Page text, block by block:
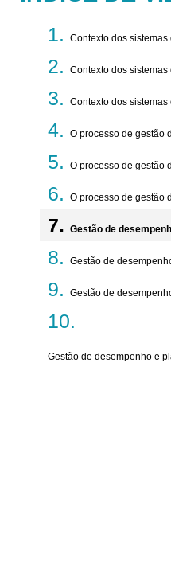
Contexto dos
Contexto dos
Contexto dos
O processo de gestão
O processo de gestão
O processo de gestão
Gestão de
Gestão de
Gestão de
Gestão de desempenho e